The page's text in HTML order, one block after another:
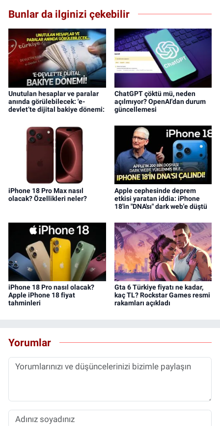
Bunlar da ilginizi çekebilir
Unutulan hesaplar ve paralar
anında görülebilecek: 'e-
devlet’te dijital bakiye dönemi:
ChatGPT çöktü mü, neden
açılmıyor? OpenAI'dan durum
güncellemesi
iPhone 18 Pro Max nasıl
olacak? Özellikleri neler?
Apple cephesinde deprem
etkisi yaratan iddia: iPhone
18'in "DNA'sı" dark web'e düştü
iPhone 18 Pro nasıl olacak?
Apple iPhone 18 fiyat
tahminleri
Gta 6 Türkiye fiyatı ne kadar,
kaç TL? Rockstar Games resmi
rakamları açıkladı
Yorumlar